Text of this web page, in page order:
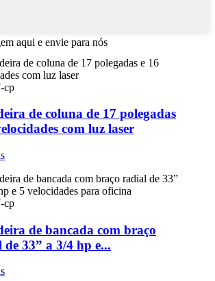
aqui e envie para nós
cp
de coluna de 17 polegadas
com luz laser
cp
de bancada com braço
33” a 3/4 hp e...